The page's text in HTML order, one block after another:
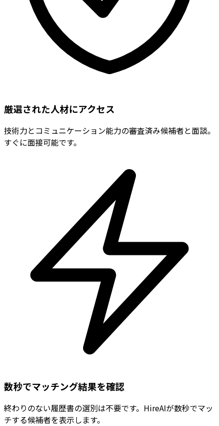
厳選された人材にアクセス
技術力とコミュニケーション能力の審査済み候補者と面談。
すぐに面接可能です。
数秒でマッチング結果を確認
終わりのない履歴書の選別は不要です。HireAIが数秒でマッ
チする候補者を表示します。